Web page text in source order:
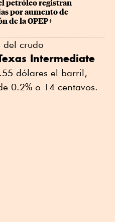
petróleo registran
por aumento de
de la OPEP+
del crudo
Intermediate
dólares el barril,
0.2% o 14 centavos.